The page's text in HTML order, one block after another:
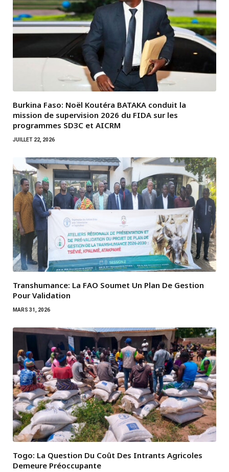
Burkina Faso: Noël Koutéra BATAKA conduit la
mission de supervision 2026 du FIDA sur les
programmes SD3C et AICRM
JUILLET 22, 2026
Transhumance: La FAO Soumet Un Plan De Gestion
Pour Validation
MARS 31, 2026
Togo: La Question Du Coût Des Intrants Agricoles
Demeure Préoccupante